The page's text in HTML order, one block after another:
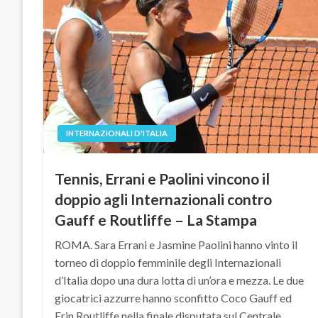
INTERNAZIONALI D'ITALIA
Tennis, Errani e Paolini vincono il
doppio agli Internazionali contro
Gauff e Routliffe – La Stampa
ROMA. Sara Errani e Jasmine Paolini hanno vinto il
torneo di doppio femminile degli Internazionali
d’Italia dopo una dura lotta di un’ora e mezza. Le due
giocatrici azzurre hanno sconfitto Coco Gauff ed